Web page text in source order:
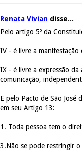
Renata Vivian disse...
Pelo artigo 5º da
IV - é livre a
IX - é livre a expressão
comunicação,
E pelo Pacto de São José
em seu Artigo 13:
1. Toda pessoa tem o
3.Não se pode restringir